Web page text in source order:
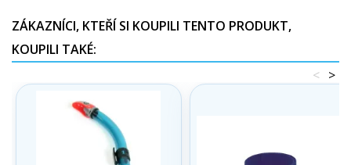
ZÁKAZNÍCI, KTEŘÍ SI KOUPILI TENTO PRODUKT,
KOUPILI TAKÉ:
>
<